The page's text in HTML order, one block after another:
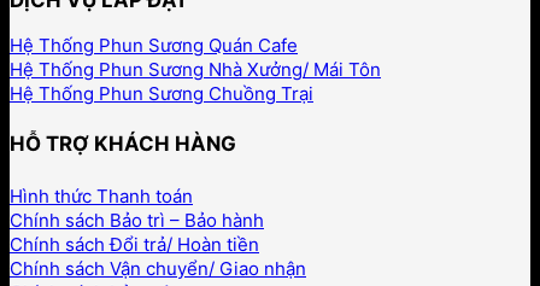
Hệ Thống Phun Sương Quán Cafe
Hệ Thống Phun Sương Nhà Xưởng/ Mái Tôn
Hệ Thống Phun Sương Chuồng Trại
HỖ TRỢ KHÁCH HÀNG
Hình thức Thanh toán
Chính sách Bảo trì – Bảo hành
Chính sách Đổi trả/ Hoàn tiền
Chính sách Vận chuyển/ Giao nhận